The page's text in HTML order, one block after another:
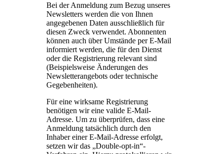
Bei der Anmeldung zum Bezug unseres
Newsletters werden die von Ihnen
angegebenen Daten ausschließlich für
diesen Zweck verwendet. Abonnenten
können auch über Umstände per E-Mail
informiert werden, die für den Dienst
oder die Registrierung relevant sind
(Beispielsweise Änderungen des
Newsletterangebots oder technische
Gegebenheiten).
Für eine wirksame Registrierung
benötigen wir eine valide E-Mail-
Adresse. Um zu überprüfen, dass eine
Anmeldung tatsächlich durch den
Inhaber einer E-Mail-Adresse erfolgt,
setzen wir das „Double-opt-in“-